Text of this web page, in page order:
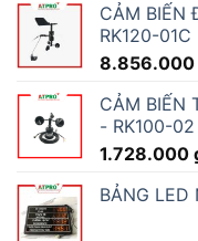
CẢM BIẾN
RK120-01C
8.856.000
CẢM BIẾN
- RK100-02
1.728.000
BẢNG LED